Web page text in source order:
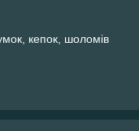
кепок, шоломів